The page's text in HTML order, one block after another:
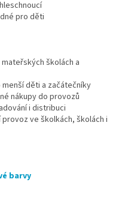
pro děti
školách a
děti a začátečníky
nákupy do provozů
i distribuci
ve školkách, školách i
barvy